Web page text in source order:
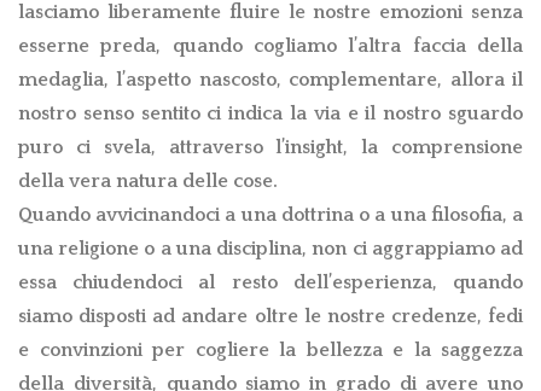
lasciamo liberamente fluire le nostre emozioni senza
esserne preda, quando cogliamo l’altra faccia della
medaglia, l’aspetto nascosto, complementare, allora il
nostro senso sentito ci indica la via e il nostro sguardo
puro ci svela, attraverso l’insight, la comprensione
della vera natura delle cose.
Quando avvicinandoci a una dottrina o a una filosofia, a
una religione o a una disciplina, non ci aggrappiamo ad
essa chiudendoci al resto dell’esperienza, quando
siamo disposti ad andare oltre le nostre credenze, fedi
e convinzioni per cogliere la bellezza e la saggezza
della diversità, quando siamo in grado di avere uno